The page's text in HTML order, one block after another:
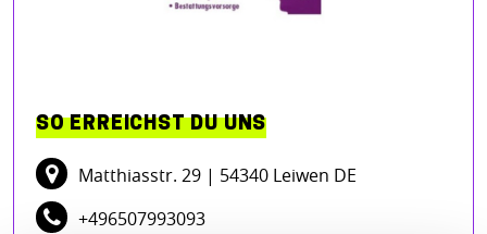
SO ERREICHST DU UNS
Matthiasstr. 29 | 54340 Leiwen DE
+496507993093